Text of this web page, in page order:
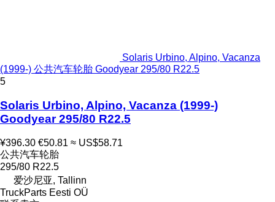
Solaris Urbino, Alpino, Vacanza
(1999-) 公共汽车轮胎 Goodyear 295/80 R22.5
5
Solaris Urbino, Alpino, Vacanza (1999-)
Goodyear 295/80 R22.5
¥396.30 €50.81 ≈ US$58.71
公共汽车轮胎
295/80 R22.5
爱沙尼亚, Tallinn
TruckParts Eesti OÜ